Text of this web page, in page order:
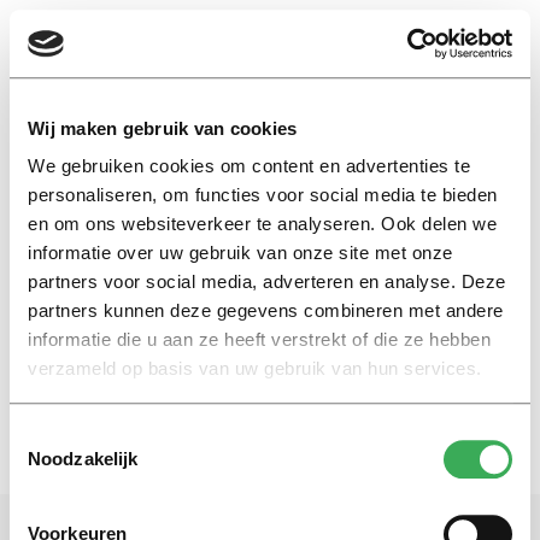
Wij maken gebruik van cookies
We gebruiken cookies om content en advertenties te
personaliseren, om functies voor social media te bieden
en om ons websiteverkeer te analyseren. Ook delen we
informatie over uw gebruik van onze site met onze
partners voor social media, adverteren en analyse. Deze
partners kunnen deze gegevens combineren met andere
informatie die u aan ze heeft verstrekt of die ze hebben
verzameld op basis van uw gebruik van hun services.
Noodzakelijk
Voorkeuren
EN
France
International
“Marine Le Pen will not become
France’s next president”
12 april 2017